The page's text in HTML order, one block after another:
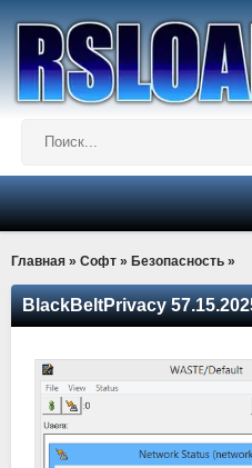
Главная » Софт » Безопасность »
BlackBeltPrivacy